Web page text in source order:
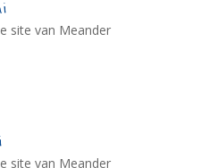
site van Meander
site van Meander